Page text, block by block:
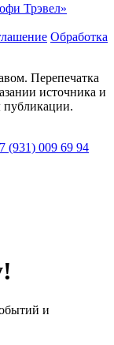
Трэвeл»
Обработка
Перепечатка
источника и
публикации.
(931) 009 69 94
и